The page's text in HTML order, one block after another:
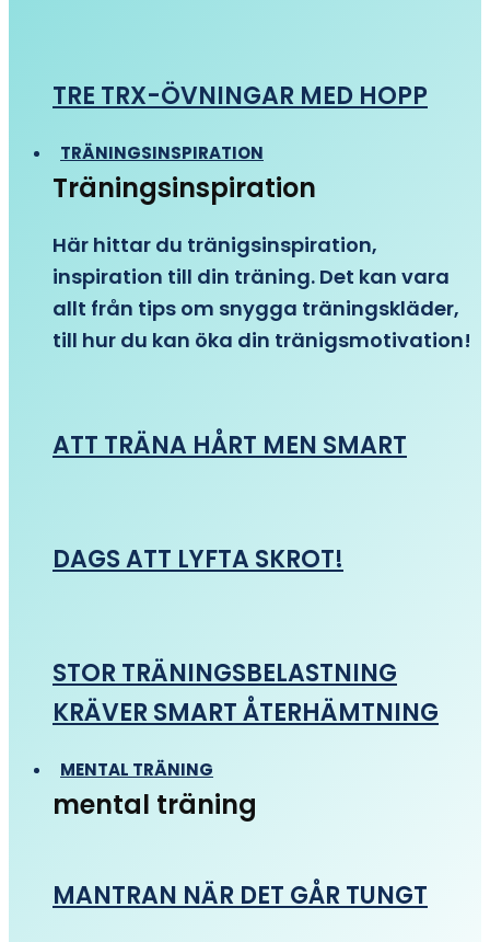
TRE TRX-ÖVNINGAR MED HOPP
TRÄNINGSINSPIRATION
Träningsinspiration
Här hittar du tränigsinspiration,
inspiration till din träning. Det kan vara
allt från tips om snygga träningskläder,
till hur du kan öka din tränigsmotivation!
ATT TRÄNA HÅRT MEN SMART
DAGS ATT LYFTA SKROT!
STOR TRÄNINGSBELASTNING
KRÄVER SMART ÅTERHÄMTNING
MENTAL TRÄNING
mental träning
MANTRAN NÄR DET GÅR TUNGT